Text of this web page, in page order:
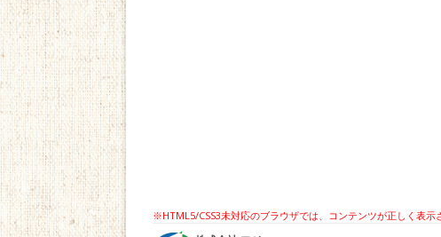
※HTML5/CSS3未対応のブラウザでは、コンテンツが正しく表示